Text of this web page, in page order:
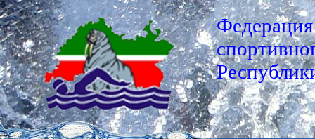
Федерация